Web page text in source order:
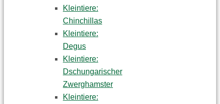
Kleintiere:
Chinchillas
Kleintiere:
Degus
Kleintiere:
Dschungarischer
Zwerghamster
Kleintiere: